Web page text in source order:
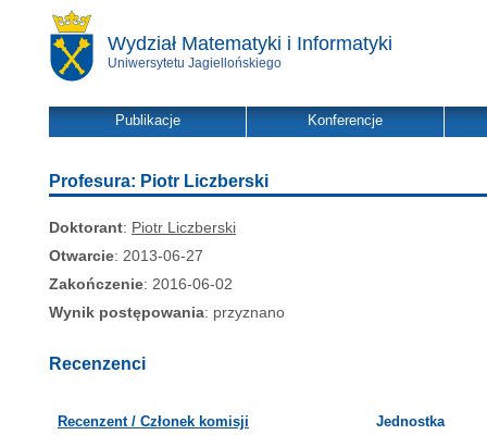
Wydział Matematyki i Informatyki
Uniwersytetu Jagiellońskiego
Publikacje Konferencje
Profesura: Piotr Liczberski
Doktorant: Piotr Liczberski
Otwarcie: 2013-06-27
Zakończenie: 2016-06-02
Wynik postępowania: przyznano
Recenzenci
Recenzent / Członek komisji Jednostka